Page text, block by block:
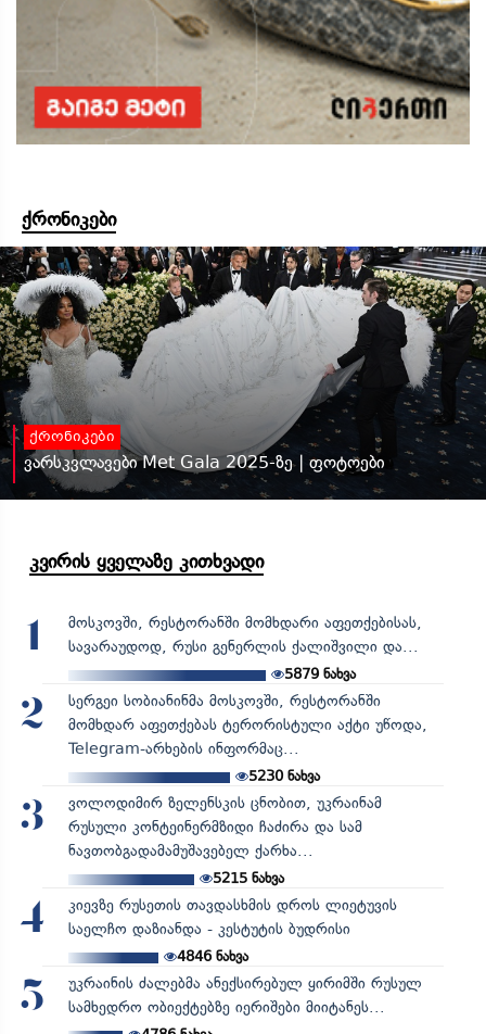
ქრონიკები
ქრონიკები
ვარსკვლავები Met Gala 2025-ზე | ფოტოები
კვირის ყველაზე კითხვადი
1
მოსკოვში, რესტორანში მომხდარი აფეთქებისას,
სავარაუდოდ, რუსი გენერლის ქალიშვილი და...
5879 ნახვა
2
სერგეი სობიანინმა მოსკოვში, რესტორანში
მომხდარ აფეთქებას ტერორისტული აქტი უწოდა,
Telegram-არხების ინფორმაც...
5230ნახვა
3
ვოლოდიმირ ზელენსკის ცნობით, უკრაინამ
რუსული კონტეინერმზიდი ჩაძირა და სამ
ნავთობგადამამუშავებელ ქარხა...
5215ნახვა
4
კიევზე რუსეთის თავდასხმის დროს ლიეტუვის
საელჩო დაზიანდა - კესტუტის ბუდრისი
4846ნახვა
5
უკრაინის ძალებმა ანექსირებულ ყირიმში რუსულ
სამხედრო ობიექტებზე იერიშები მიიტანეს...